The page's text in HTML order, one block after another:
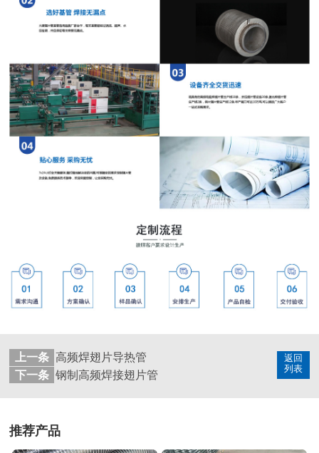
返回
列表
上一条 高频焊翅片导热管
下一条 钢制高频焊接翅片管
推荐产品